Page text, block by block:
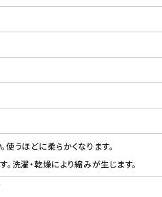
うほどに柔らかくなります。
洗濯・乾燥により縮みが生じます。